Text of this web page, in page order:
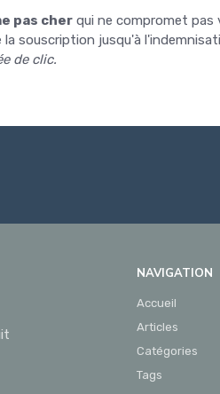
pas cherqui ne compromet pas
souscription jusqu'à
de clic.
NAVIGATION
Accueil
Articles
Catégories
Tags